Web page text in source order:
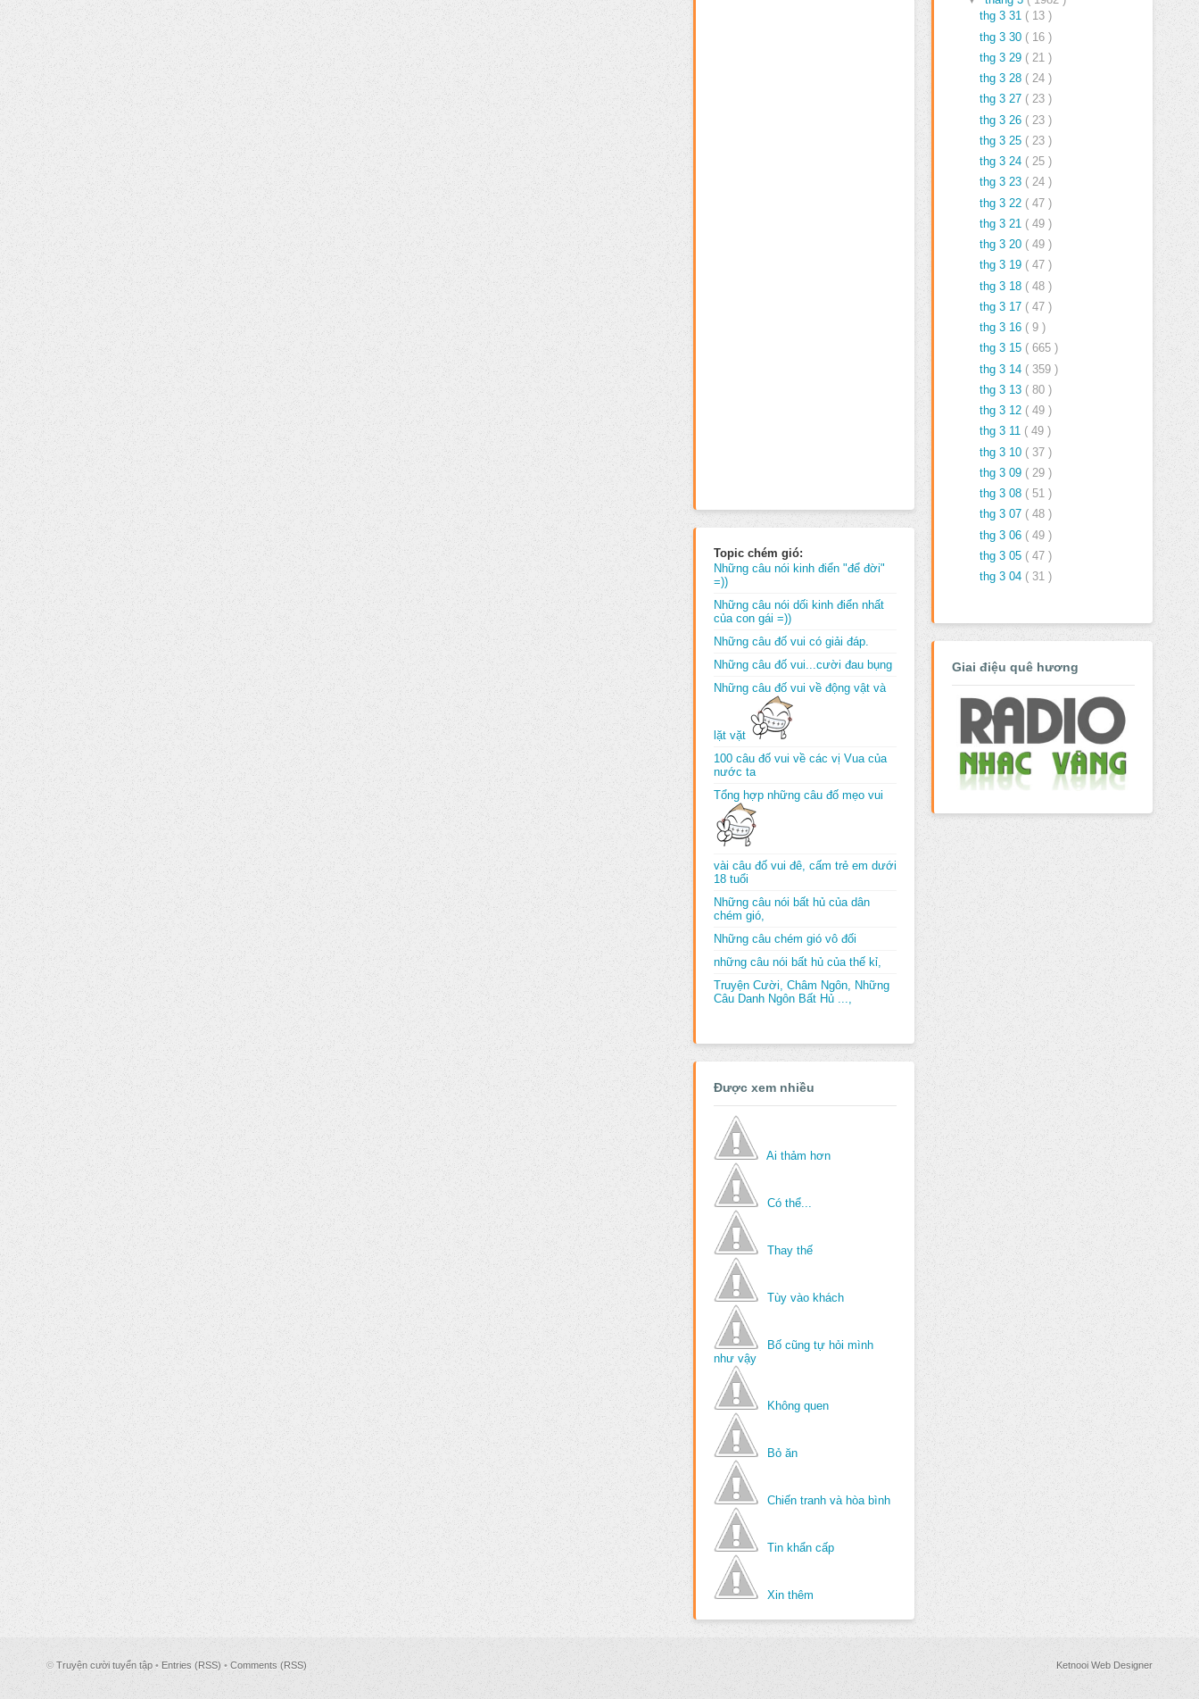
Topic chém gió:
Những câu nói kinh điển "để đời"
=))
Những câu nói dối kinh điển nhất
của con gái =))
Những câu đố vui có giải đáp.
Những câu đố vui...cười đau bụng
Những câu đố vui về động vật và
lặt vặt
100 câu đố vui về các vị Vua của
nước ta
Tổng hợp những câu đố mẹo vui
vài câu đố vui đê, cấm trẻ em dưới
18 tuổi
Những câu nói bất hủ của dân
chém gió,
Những câu chém gió vô đối
những câu nói bất hủ của thế kỉ,
Truyện Cười, Châm Ngôn, Những
Câu Danh Ngôn Bất Hủ ...,
Được xem nhiều
Ai thảm hơn
Có thể...
Thay thế
Tùy vào khách
Bố cũng tự hỏi mình
như vậy
Không quen
Bỏ ăn
Chiến tranh và hòa bình
Tin khẩn cấp
Xin thêm
thg 3 31 ( 13 )
thg 3 30 ( 16 )
thg 3 29 ( 21 )
thg 3 28 ( 24 )
thg 3 27 ( 23 )
thg 3 26 ( 23 )
thg 3 25 ( 23 )
thg 3 24 ( 25 )
thg 3 23 ( 24 )
thg 3 22 ( 47 )
thg 3 21 ( 49 )
thg 3 20 ( 49 )
thg 3 19 ( 47 )
thg 3 18 ( 48 )
thg 3 17 ( 47 )
thg 3 16 ( 9 )
thg 3 15 ( 665 )
thg 3 14 ( 359 )
thg 3 13 ( 80 )
thg 3 12 ( 49 )
thg 3 11 ( 49 )
thg 3 10 ( 37 )
thg 3 09 ( 29 )
thg 3 08 ( 51 )
thg 3 07 ( 48 )
thg 3 06 ( 49 )
thg 3 05 ( 47 )
thg 3 04 ( 31 )
Giai điệu quê hương
© Truyện cười tuyển tập • Entries (RSS) • Comments (RSS) Ketnooi Web Designer